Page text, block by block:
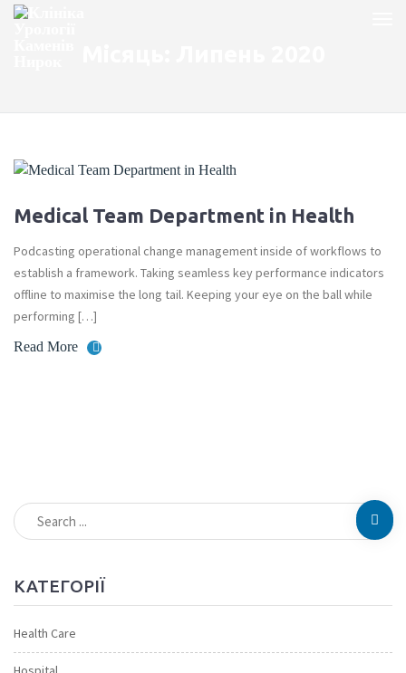
Medical Team Department in Health
Podcasting operational change management inside of workflows to
establish a framework. Taking seamless key performance indicators
offline to maximise the long tail. Keeping your eye on the ball while
performing […]
Read More
КАТЕГОРІЇ
Health Care